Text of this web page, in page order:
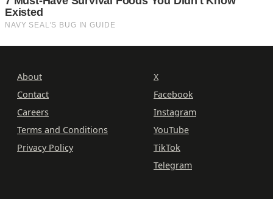
About
Contact
Careers
Terms and Conditions
Privacy Policy
X
Facebook
Instagram
YouTube
TikTok
Telegram